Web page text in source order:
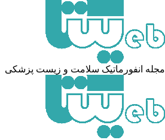
مجله انفورماتیک سلامت و زیست پزشکی